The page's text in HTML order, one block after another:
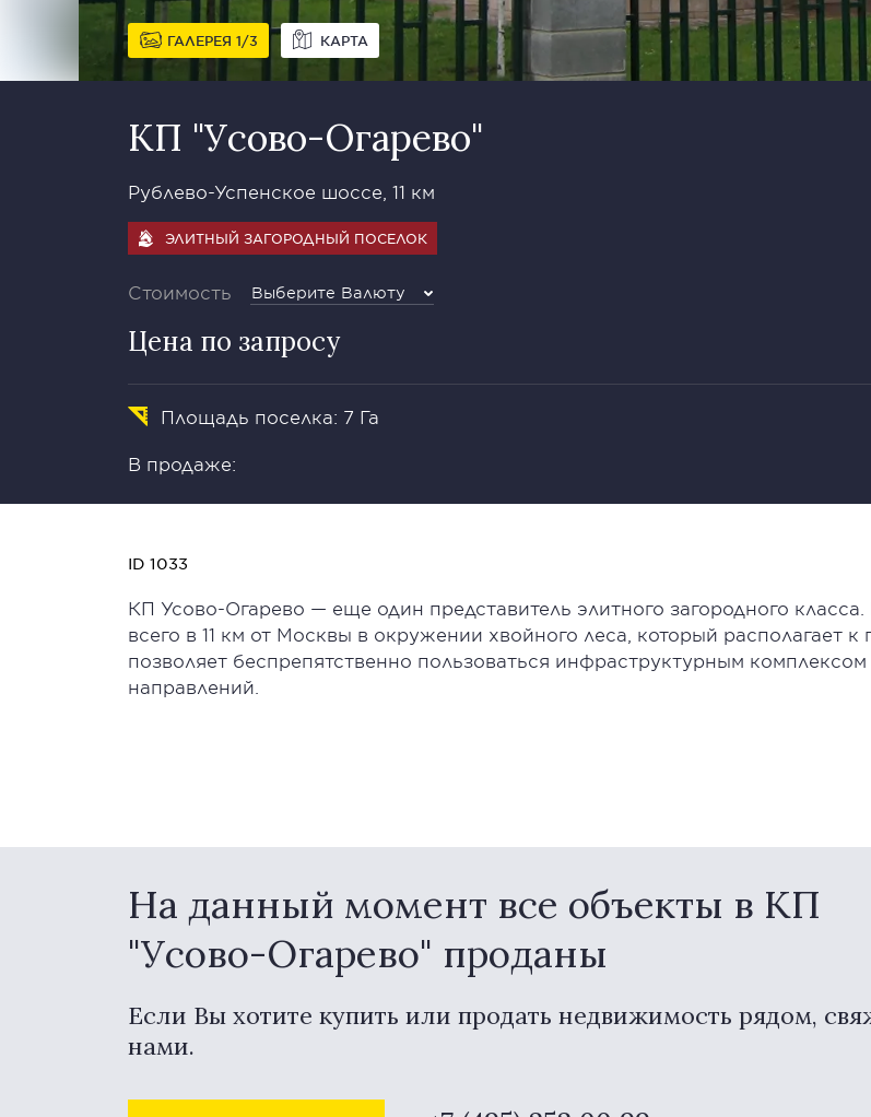
ГАЛЕРЕЯ 1 3 КАРТА
КП "Усово-Огарево"
Рублево-Успенское шоссе, 11 км
ЭЛИТНЫЙ ЗАГОРОДНЫЙ ПОСЕЛОК
Стоимость Выберите Валюту
Цена по запросу
Площадь поселка: 7 Га
В продаже:
ID 1033
КП Усово-Огарево — еще один представитель элитного загородного
всего в 11 км от Москвы в окружении хвойного леса, который располагает
позволяет беспрепятственно пользоваться инфраструктурным
направлений.
На данный момент все объекты в КП
"Усово-Огарево" проданы
Если Вы хотите купить или продать недвижимость рядом,
нами.